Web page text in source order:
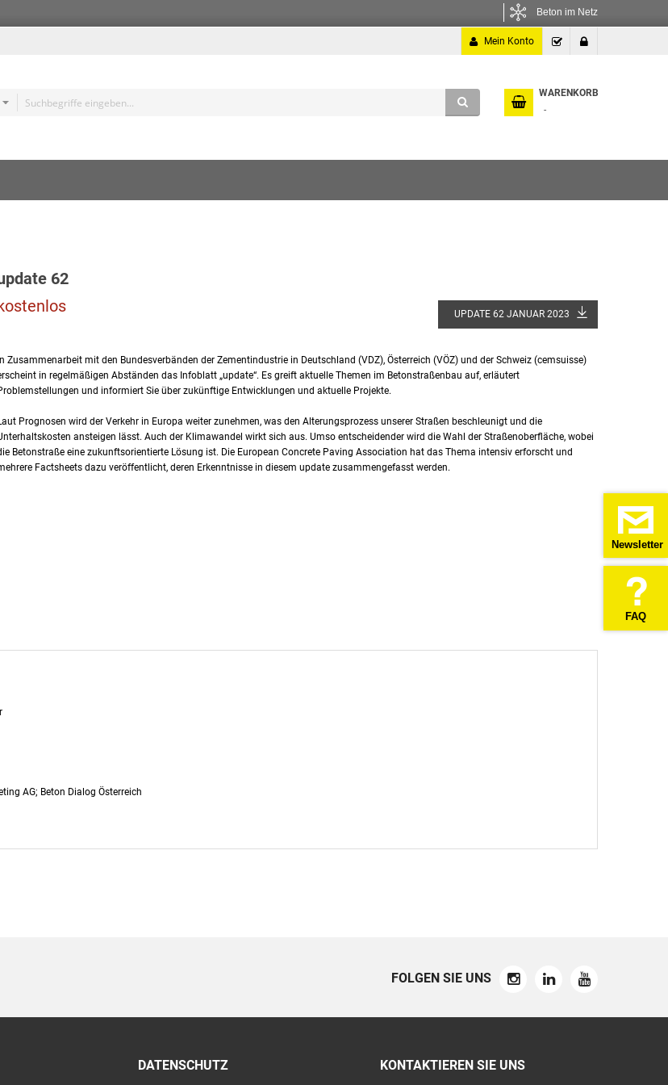
Beton im Netz
Mein Konto Kasse
WARENKORB
Newsletter
FAQ
62
UPDATE 62 JANUAR 2023
Zusammenarbeit mit den Bundesverbänden der Zementindustrie in Deutschland (VDZ), Österreich (VÖZ) und der Schweiz (cemsuisse)
in regelmäßigen Abständen das Infoblatt „update“. Es greift aktuelle Themen im Betonstraßenbau auf, erläutert
und informiert Sie über zukünftige Entwicklungen und aktuelle Projekte.
Prognosen wird der Verkehr in Europa weiter zunehmen, was den Alterungsprozess unserer Straßen beschleunigt und die
ansteigen lässt. Auch der Klimawandel wirkt sich aus. Umso entscheidender wird die Wahl der Straßenoberfläche, wobei
Betonstraße eine zukunftsorientierte Lösung ist. Die European Concrete Paving Association hat das Thema intensiv erforscht und
Factsheets dazu veröffentlicht, deren Erkenntnisse in diesem update zusammengefasst werden.
AG; Beton Dialog Österreich
FOLGEN SIE UNS
DATENSCHUTZ KONTAKTIEREN SIE UNS